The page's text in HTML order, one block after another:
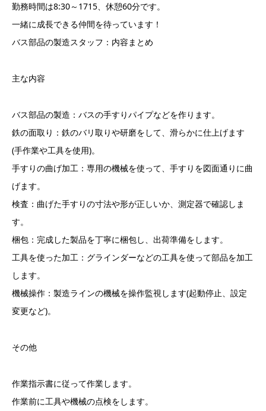
勤務時間は8:30～1715、休憩60分です。
一緒に成長できる仲間を待っています！
バス部品の製造スタッフ：内容まとめ
主な内容
バス部品の製造：バスの手すりパイプなどを作ります。
鉄の面取り：鉄のバリ取りや研磨をして、滑らかに仕上げます
(手作業や工具を使用)。
手すりの曲げ加工：専用の機械を使って、手すりを図面通りに曲
げます。
検査：曲げた手すりの寸法や形が正しいか、測定器で確認しま
す。
梱包：完成した製品を丁寧に梱包し、出荷準備をします。
工具を使った加工：グラインダーなどの工具を使って部品を加工
します。
機械操作：製造ラインの機械を操作監視します(起動停止、設定
変更など)。
その他
作業指示書に従って作業します。
作業前に工具や機械の点検をします。